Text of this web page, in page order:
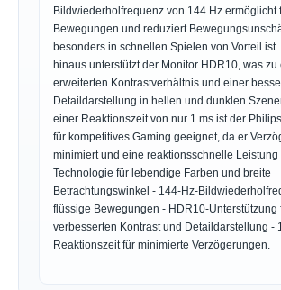
Bildwiederholfrequenz von 144 Hz ermöglicht
Bewegungen und reduziert
besonders in schnellen Spielen von Vorteil
hinaus unterstützt der Monitor HDR10, was zu
erweiterten Kontrastverhältnis und einer
Detaildarstellung in hellen und dunklen
einer Reaktionszeit von nur 1 ms ist der
für kompetitives Gaming geeignet, da er
minimiert und eine reaktionsschnelle Leistung
Technologie für lebendige Farben und breite
Betrachtungswinkel - 144-Hz-
flüssige Bewegungen - HDR10-Unterstützung
verbesserten Kontrast und Detaildarstellung -
Reaktionszeit für minimierte Verzögerungen.